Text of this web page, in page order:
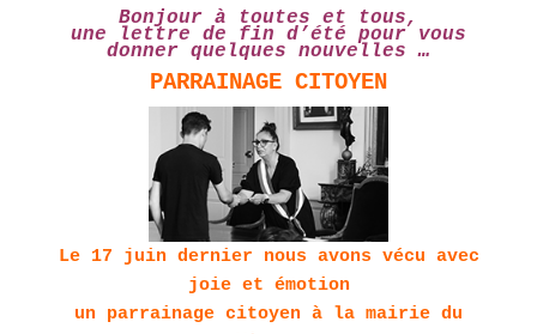
Bonjour à toutes et tous,
une lettre de fin d’été pour vous
donner quelques nouvelles …
PARRAINAGE CITOYEN
Le 17 juin dernier nous avons vécu avec
joie et émotion
un parrainage citoyen à la mairie du